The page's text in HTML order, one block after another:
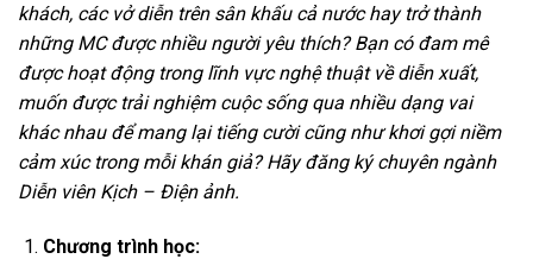
khách, các vở diễn trên sân khấu cả nước hay trở thành
những MC được nhiều người yêu thích? Bạn có đam mê
được hoạt động trong lĩnh vực nghệ thuật về diễn xuất,
muốn được trải nghiệm cuộc sống qua nhiều dạng vai
khác nhau để mang lại tiếng cười cũng như khơi gợi niềm
cảm xúc trong mỗi khán giả? Hãy đăng ký chuyên ngành
Diễn viên Kịch – Điện ảnh.
Chương trình học: